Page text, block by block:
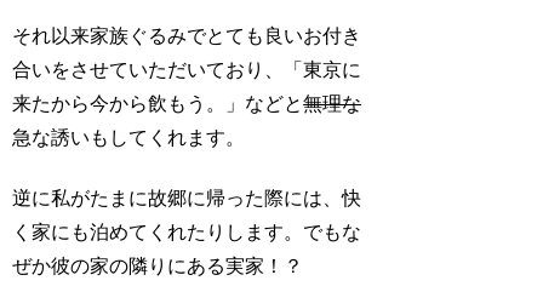
それ以来家族ぐるみでとても良いお付き
合いをさせていただいており、「東京に
来たから今から飲もう。」などと無理な
急な誘いもしてくれます。
逆に私がたまに故郷に帰った際には、快
く家にも泊めてくれたりします。でもな
ぜか彼の家の隣りにある実家！？